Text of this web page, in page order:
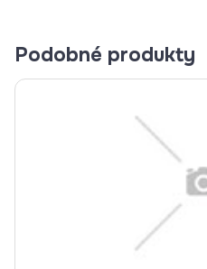
Podobné produkty